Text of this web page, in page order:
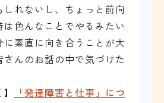
しれないし、ちょっと前向
は色んなことでやるみたい
に素直に向き合うことが大
んのお話の中で気づけた
「発達障害と仕事」につ